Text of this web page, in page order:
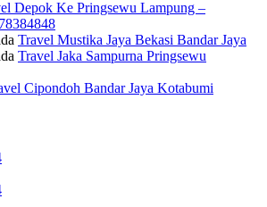
Depok Ke Pringsewu Lampung –
Travel Mustika Jaya Bekasi Bandar Jaya
Travel Jaka Sampurna Pringsewu
Cipondoh Bandar Jaya Kotabumi